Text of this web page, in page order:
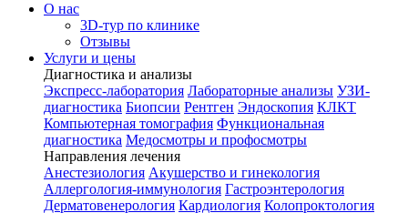
О нас
3D-тур по клинике
Отзывы
Услуги и цены
Диагностика и анализы
Экспресс-лаборатория Лабораторные анализы УЗИ-
диагностика Биопсии Рентген Эндоскопия КЛКТ
Компьютерная томография Функциональная
диагностика Медосмотры и профосмотры
Направления лечения
Анестезиология Акушерство и гинекология
Аллергология-иммунология Гастроэнтерология
Дерматовенерология Кардиология Колопроктология